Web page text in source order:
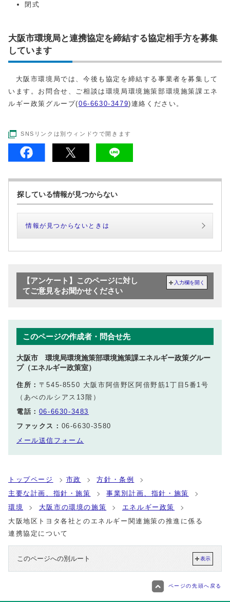
閉式
大阪市環境局と連携協定を締結する協定相手方を募集
しています
大阪市環境局では、今後も協定を締結する事業者を募集して
います。お問合せ、ご相談は環境局環境施策部環境施策課エネ
ルギー政策グループ(06-6630-3479)連絡ください。
SNSリンクは別ウィンドウで開きます
探している情報が見つからない
情報が見つからないときは
【アンケート】このページに対し
てご意見をお聞かせください
入力欄を開く
このページの作成者・問合せ先
大阪市 環境局環境施策部環境施策課エネルギー政策グルー
プ（エネルギー政策室）
住所： 〒545-8550 大阪市阿倍野区阿倍野筋1丁目5番1号
（あべのルシアス13階）
電話： 06-6630-3483
ファックス： 06-6630-3580
メール送信フォーム
トップページ 市政
方針・条例
主要な計画、指針・施策
事業別計画、指針・施策
環境
大阪市の環境の施策
エネルギー政策
大阪地区トヨタ各社とのエネルギー関連施策の推進に係る
連携協定について
このページへの別ルート 表示
ページの先頭へ戻る